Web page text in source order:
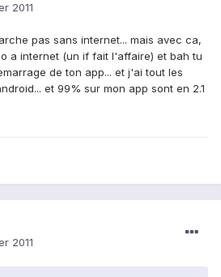
2011
pas sans internet... mais avec ca,
a internet (un if fait l'affaire) et bah tu
de ton app... et j'ai tout les
et 99% sur mon app sont en 2.1
2011